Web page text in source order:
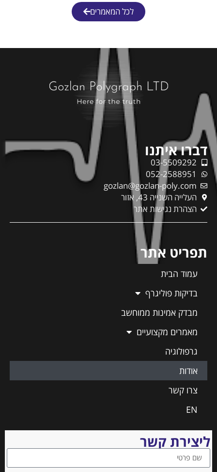
לכל המאמרים
דברו איתנו
03-5509292
052-2588951
gozlan@gozlan-poly.com
העלייה השנייה 43, אזור
הצהרת נגישות אתר
תפריט אתר
עמוד הבית
בדיקות פוליגרף
מבדק אמינות ממוחשב
מאמרים מקצועיים
גרפולוגיה
אודות
צרו קשר
EN
ליצירת קשר